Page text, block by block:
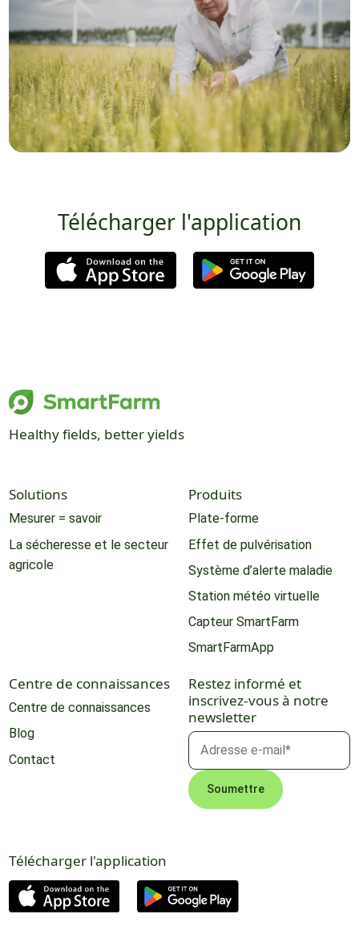
Télécharger l'application
Healthy fields, better yields
Solutions
Mesurer = savoir
La sécheresse et le secteur
agricole
Produits
Plate-forme
Effet de pulvérisation
Système d’alerte maladie
Station météo virtuelle
Capteur SmartFarm
SmartFarmApp
Centre de connaissances
Centre de connaissances
Blog
Contact
Restez informé et
inscrivez-vous à notre
newsletter
Télécharger l'application